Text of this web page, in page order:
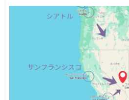
07/23 Trip.com) 航空券＋ホテル 最
JTB) 海外ツアー(20代) 最大
JTB) 海外ツアー(10代) 最大
エアトリ) 航空券+ホテル 最
エアトリ) 海外航空券 最大
Trip.com) ベトナム旅 最大